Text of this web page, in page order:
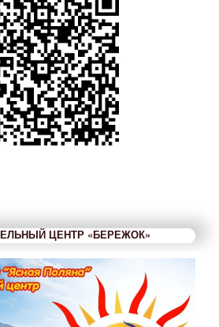
ЦЕНТР «БЕРЕЖОК»